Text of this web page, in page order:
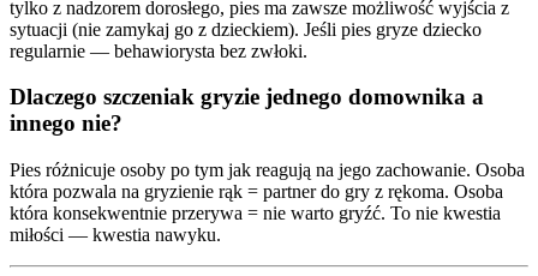
tylko z nadzorem dorosłego, pies ma zawsze możliwość wyjścia z
sytuacji (nie zamykaj go z dzieckiem). Jeśli pies gryze dziecko
regularnie — behawiorysta bez zwłoki.
Dlaczego szczeniak gryzie jednego domownika a
innego nie?
Pies różnicuje osoby po tym jak reagują na jego zachowanie. Osoba
która pozwala na gryzienie rąk = partner do gry z rękoma. Osoba
która konsekwentnie przerywa = nie warto gryźć. To nie kwestia
miłości — kwestia nawyku.